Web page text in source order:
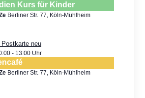
Kurs für Kinder
Berliner Str. 77, Köln-Mühlheim
- 13:00
Berliner Str. 77, Köln-Mühlheim